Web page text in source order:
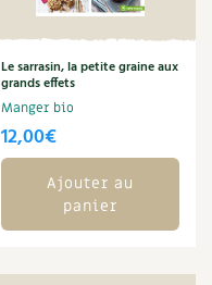
Le sarrasin, la petite graine aux
grands effets
Manger bio
12,00€
Ajouter au
panier